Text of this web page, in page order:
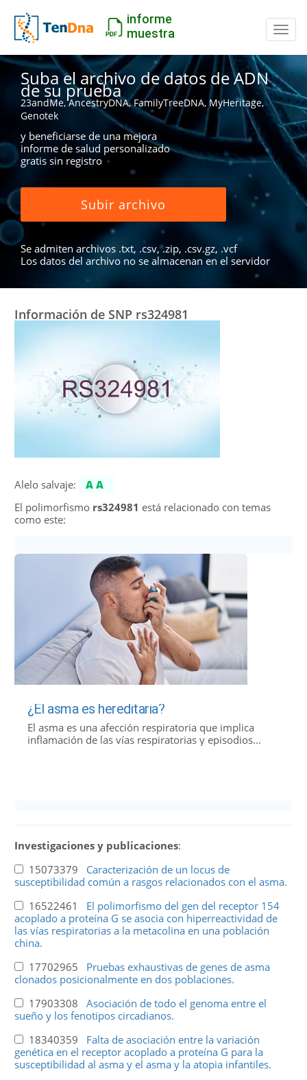
informe
muestra
Suba el archivo de datos de ADN
de su prueba
23andMe, AncestryDNA, FamilyTreeDNA, MyHeritage,
Genotek
y beneficiarse de una mejora
informe de salud personalizado
gratis sin registro
Subir archivo
Se admiten archivos .txt, .csv, .zip, .csv.gz, .vcf
Los datos del archivo no se almacenan en el servidor
Información de SNP rs324981
Alelo salvaje:
AA
El polimorfismo rs324981 está relacionado con temas
como este:
¿El asma es hereditaria?
El asma es una afección respiratoria que implica
inflamación de las vías respiratorias y episodios...
Investigaciones y publicaciones:
15073379 Caracterización de un locus de
susceptibilidad común a rasgos relacionados con el asma.
16522461 El polimorfismo del gen del receptor 154
acoplado a proteína G se asocia con hiperreactividad de
las vías respiratorias a la metacolina en una población
china.
17702965 Pruebas exhaustivas de genes de asma
clonados posicionalmente en dos poblaciones.
17903308 Asociación de todo el genoma entre el
sueño y los fenotipos circadianos.
18340359 Falta de asociación entre la variación
genética en el receptor acoplado a proteína G para la
susceptibilidad al asma y el asma y la atopia infantiles.